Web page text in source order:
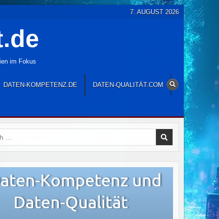
7. AUGUST 2026
im Fokus
DATEN-KOMPETENZ.DE DATEN-QUALITÄT.COM